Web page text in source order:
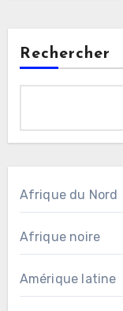
Rechercher
Afrique du Nord
Afrique noire
Amérique latine